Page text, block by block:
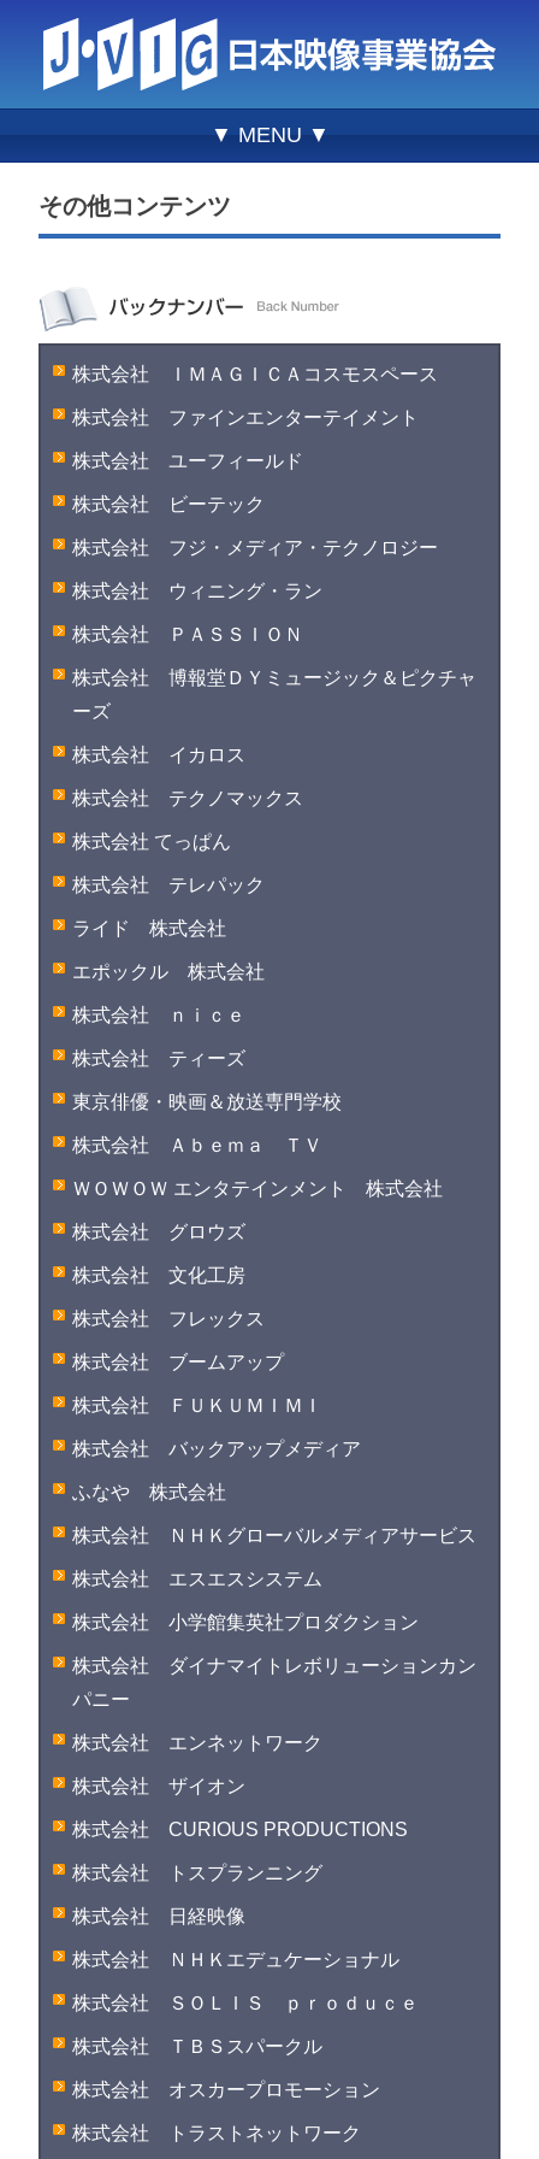
▼ MENU ▼
その他コンテンツ
株式会社 ＩＭＡＧＩＣＡコスモスペース
株式会社 ファインエンターテイメント
株式会社 ユーフィールド
株式会社 ビーテック
株式会社 フジ・メディア・テクノロジー
株式会社 ウィニング・ラン
株式会社 ＰＡＳＳＩＯＮ
株式会社 博報堂ＤＹミュージック＆ピクチャ
ーズ
株式会社 イカロス
株式会社 テクノマックス
株式会社 てっぱん
株式会社 テレパック
ライド 株式会社
エポックル 株式会社
株式会社 ｎｉｃｅ
株式会社 ティーズ
東京俳優・映画＆放送専門学校
株式会社 Ａｂｅｍａ ＴＶ
ＷＯＷＯＷ エンタテインメント 株式会社
株式会社 グロウズ
株式会社 文化工房
株式会社 フレックス
株式会社 ブームアップ
株式会社 ＦＵＫＵＭＩＭＩ
株式会社 バックアップメディア
ふなや 株式会社
株式会社 ＮＨＫグローバルメディアサービス
株式会社 エスエスシステム
株式会社 小学館集英社プロダクション
株式会社 ダイナマイトレボリューションカン
パニー
株式会社 エンネットワーク
株式会社 ザイオン
株式会社 CURIOUS PRODUCTIONS
株式会社 トスプランニング
株式会社 日経映像
株式会社 ＮＨＫエデュケーショナル
株式会社 ＳＯＬＩＳ ｐｒｏｄｕｃｅ
株式会社 ＴＢＳスパークル
株式会社 オスカープロモーション
株式会社 トラストネットワーク